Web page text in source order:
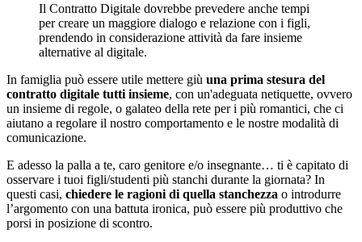
Il Contratto Digitale dovrebbe prevedere anche tempi
per creare un maggiore dialogo e relazione con i figli,
prendendo in considerazione attività da fare insieme
alternative al digitale.
In famiglia può essere utile mettere giù una prima stesura del
contratto digitale tutti insieme, con un'adeguata netiquette, ovvero
un insieme di regole, o galateo della rete per i più romantici, che ci
aiutano a regolare il nostro comportamento e le nostre modalità di
comunicazione.
E adesso la palla a te, caro genitore e/o insegnante… ti è capitato di
osservare i tuoi figli/studenti più stanchi durante la giornata? In
questi casi, chiedere le ragioni di quella stanchezza o introdurre
l’argomento con una battuta ironica, può essere più produttivo che
porsi in posizione di scontro.